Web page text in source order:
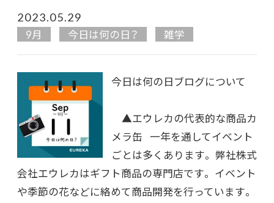
2023.05.29
9月 今日は何の日？ 雑学
今日は何の日ブログについて
▲エウレカの代表的な商品カ
メラ缶 一年を通してイベント
ごとは多くあります。 弊社株式
会社エウレカはギフト商品の専門店です。 イベント
や季節の花などに絡めて商品開発を行っています。